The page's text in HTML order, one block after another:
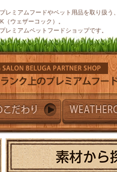
レミアムフードやペット用品を取り扱う、
（ウェザーコック）。
レミアムペットフードショップです。